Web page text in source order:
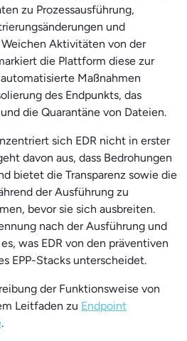
zu Prozessausführung,
und
Aktivitäten von der
die Plattform diese zur
Maßnahmen
des Endpunkts, das
die Quarantäne von Dateien.
sich EDR nicht in erster
davon aus, dass Bedrohungen
bietet die Transparenz sowie die
der Ausführung zu
bevor sie sich ausbreiten.
nach der Ausführung und
was EDR von den präventiven
EPP-Stacks unterscheidet.
der Funktionsweise von
Leitfaden zu Endpoint
.